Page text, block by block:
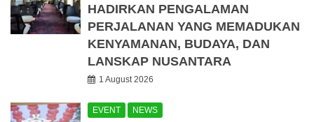
HADIRKAN PENGALAMAN
PERJALANAN YANG MEMADUKAN
KENYAMANAN, BUDAYA, DAN
LANSKAP NUSANTARA
1 August 2026
EVENT NEWS